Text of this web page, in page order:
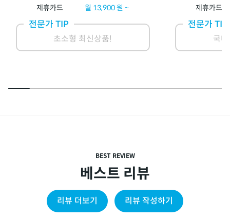
제휴카드
월 13,900 원 ~
전문가 TIP
초소형 최신상품!
제휴카드
전문가 TIP
국
BEST REVIEW
베스트 리뷰
리뷰 더보기 리뷰 작성하기